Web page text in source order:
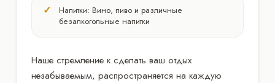
Напитки: Вино, пиво и различные
безалкогольные напитки
Наше стремление к сделать ваш отдых
незабываемым, распространяется на каждую